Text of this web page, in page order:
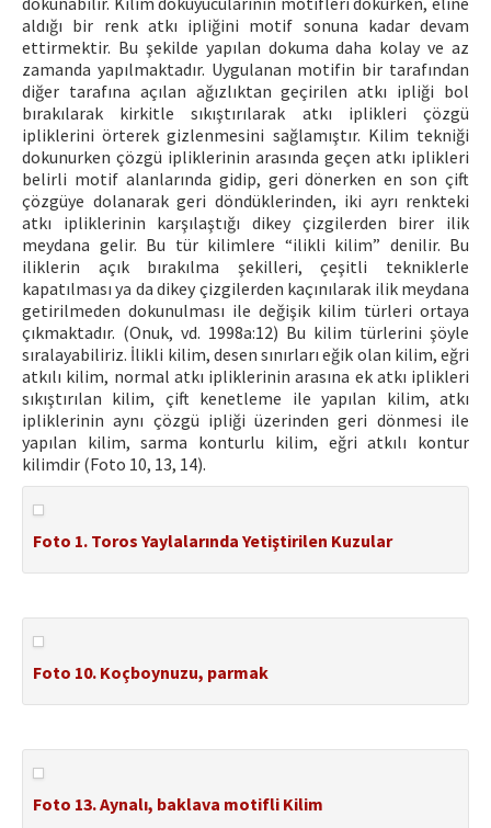
aldığı bir renk atkı ipliğini motif sonuna kadar devam
ettirmektir. Bu şekilde yapılan dokuma daha kolay ve az
zamanda yapılmaktadır. Uygulanan motifin bir tarafından
diğer tarafına açılan ağızlıktan geçirilen atkı ipliği bol
bırakılarak kirkitle sıkıştırılarak atkı iplikleri çözgü
ipliklerini örterek gizlenmesini sağlamıştır. Kilim tekniği
dokunurken çözgü ipliklerinin arasında geçen atkı iplikleri
belirli motif alanlarında gidip, geri dönerken en son çift
çözgüye dolanarak geri döndüklerinden, iki ayrı renkteki
atkı ipliklerinin karşılaştığı dikey çizgilerden birer ilik
meydana gelir. Bu tür kilimlere “ilikli kilim” denilir. Bu
iliklerin açık bırakılma şekilleri, çeşitli tekniklerle
kapatılması ya da dikey çizgilerden kaçınılarak ilik meydana
getirilmeden dokunulması ile değişik kilim türleri ortaya
çıkmaktadır. (Onuk, vd. 1998a:12) Bu kilim türlerini şöyle
sıralayabiliriz. İlikli kilim, desen sınırları eğik olan kilim, eğri
atkılı kilim, normal atkı ipliklerinin arasına ek atkı iplikleri
sıkıştırılan kilim, çift kenetleme ile yapılan kilim, atkı
ipliklerinin aynı çözgü ipliği üzerinden geri dönmesi ile
yapılan kilim, sarma konturlu kilim, eğri atkılı kontur
kilimdir (Foto 10, 13, 14).
Foto 1. Toros Yaylalarında Yetiştirilen Kuzular
Foto 10. Koçboynuzu, parmak
Foto 13. Aynalı, baklava motifli Kilim